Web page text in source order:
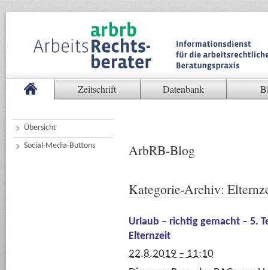
Zeitschrift Datenbank
Übersicht
Social-Media-Buttons
ArbRB-Blog
Kategorie-Archiv:
Urlaub – richtig gemacht – 5.
Elternzeit
22.8.2019 – 11:10